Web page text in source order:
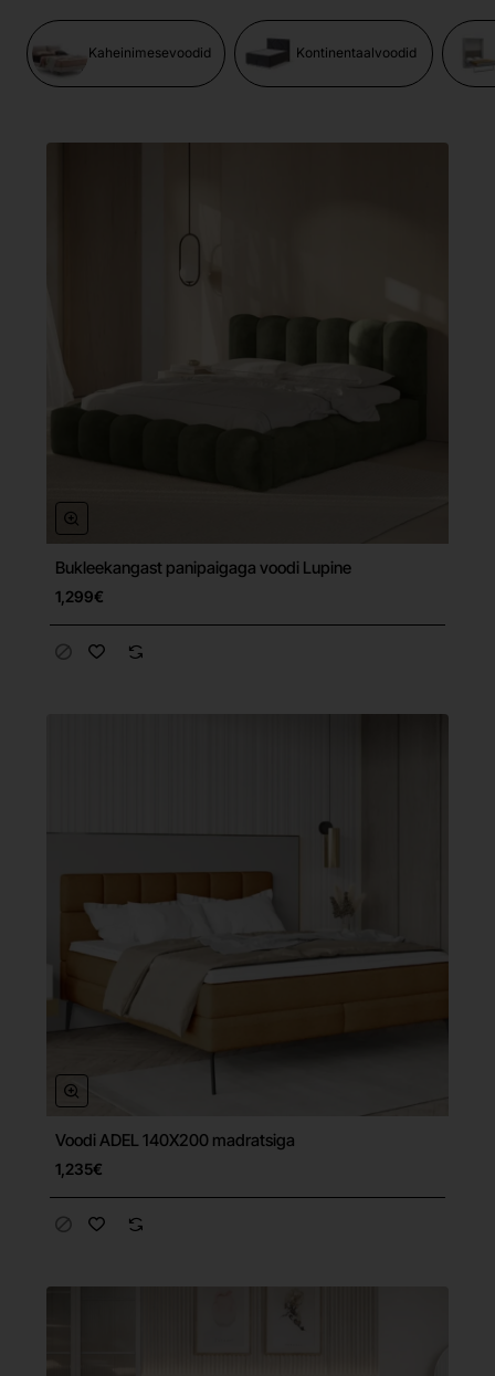
Kaheinimesevoodid Kontinentaalvoodid
Bukleekangast panipaigaga voodi Lupine
1,299€
Voodi ADEL 140X200 madratsiga
1,235€